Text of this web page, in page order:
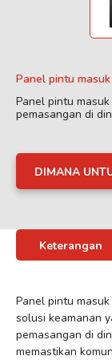
Panel pintu
Panel pintu
pemasangan di
DIMANA
Keterangan
Panel pintu
solusi keamanan
pemasangan di
memastikan